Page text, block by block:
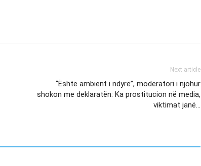
Next article
“Është ambient i ndyrë”, moderatori i njohur
shokon me deklaratën: Ka prostitucion në media,
viktimat janë…